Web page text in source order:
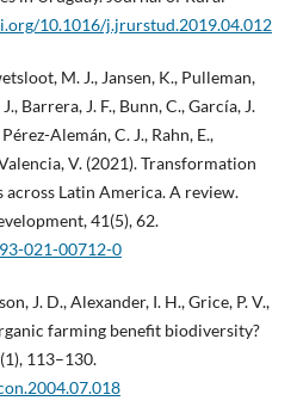
10.1016/j.jrurstud.2019.04.012
M. J., Jansen, K., Pulleman,
Barrera, J. F., Bunn, C., García, J.
Alemán, C. J., Rahn, E.,
V. (2021). Transformation
Latin America. A review.
41(5), 62.
021-00712-0
J. D., Alexander, I. H., Grice, P. V.,
farming benefit biodiversity?
113–130.